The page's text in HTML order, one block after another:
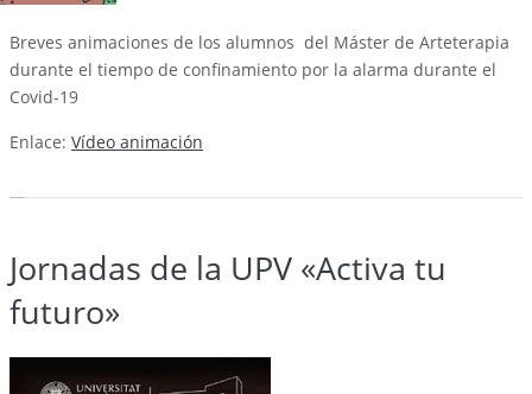
Breves animaciones de los alumnos del Máster de Arteterapia
durante el tiempo de confinamiento por la alarma durante el
Covid-19
Enlace: Vídeo animación
Jornadas de la UPV «Activa tu
futuro»